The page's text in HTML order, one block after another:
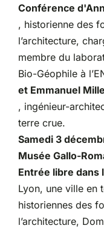
Partenariats
Conférence
, historienne des
l’architecture,
membre du
Bio-Géophile à
et Emmanuel Mille
, ingénieur-
terre crue.
Samedi 3
Musée Gallo-
Entrée libre dans
Lyon, une ville en
historiennes des
l’architecture,